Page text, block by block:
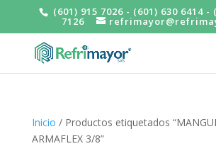
(601) 915 7026 - (601) 630 6414 -
7126
Inicio / Productos etiquetados
ARMAFLEX 3/8”